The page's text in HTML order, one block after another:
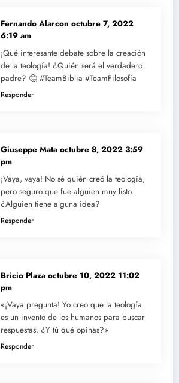
Fernando Alarcon octubre 7, 2022
6:19 am
¡Qué interesante debate sobre la creación
de la teología! ¿Quién será el verdadero
padre? 🤔 #TeamBiblia #TeamFilosofía
Responder
Giuseppe Mata octubre 8, 2022 3:59
pm
¡Vaya, vaya! No sé quién creó la teología,
pero seguro que fue alguien muy listo.
¿Alguien tiene alguna idea?
Responder
Bricio Plaza octubre 10, 2022 11:02
pm
«¡Vaya pregunta! Yo creo que la teología
es un invento de los humanos para buscar
respuestas. ¿Y tú qué opinas?»
Responder